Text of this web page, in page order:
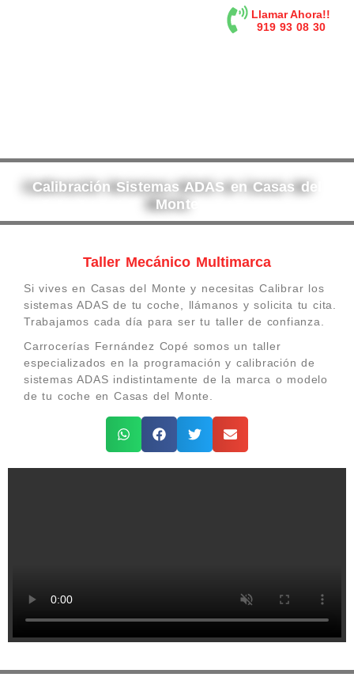
Llamar Ahora!!
919 93 08 30
Calibración Sistemas ADAS en Casas del
Monte
Taller Mecánico Multimarca
Si vives en Casas del Monte y necesitas Calibrar los
sistemas ADAS de tu coche, llámanos y solicita tu cita.
Trabajamos cada día para ser tu taller de confianza.
Carrocerías Fernández Copé somos un taller
especializados en la programación y calibración de
sistemas ADAS indistintamente de la marca o modelo
de tu coche en Casas del Monte.